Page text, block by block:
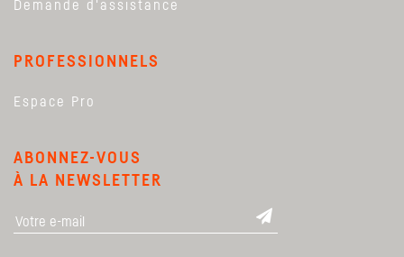
Demande d'assistance
PROFESSIONNELS
Espace Pro
ABONNEZ-VOUS
À LA NEWSLETTER